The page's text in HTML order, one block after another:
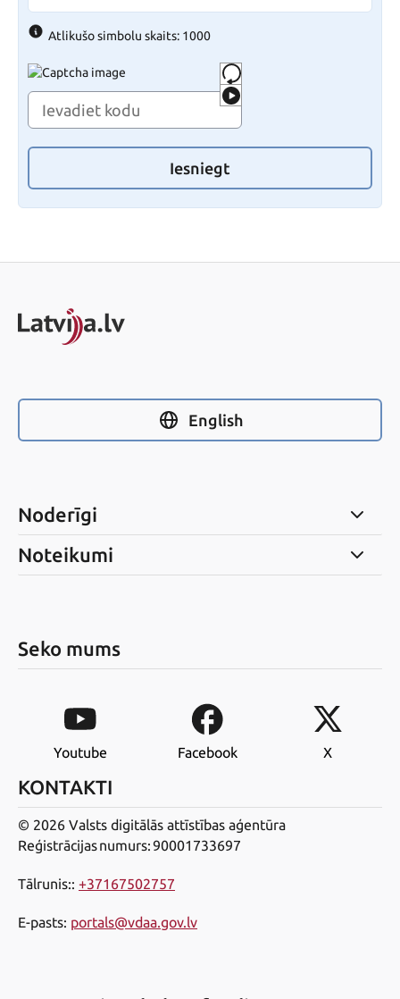
Atlikušo simbolu skaits: 1000
Iesniegt
English
Noderīgi
Noteikumi
Seko mums
Youtube Facebook X
KONTAKTI
© 2026 Valsts digitālās attīstības aģentūra
Reģistrācijas numurs: 90001733697
Tālrunis:: +37167502757
E-pasts: portals@vdaa.gov.lv